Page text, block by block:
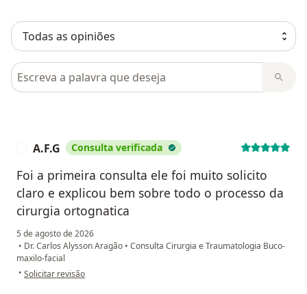
Pesquisar em opiniões
A.F.G Consulta verificada
Foi a primeira consulta ele foi muito solicito
claro e explicou bem sobre todo o processo da
cirurgia ortognatica
5 de agosto de 2026
• Dr. Carlos Alysson Aragão • Consulta Cirurgia e Traumatologia Buco-
maxilo-facial
• na opinião do utilizador A.F.G
Solicitar revisão